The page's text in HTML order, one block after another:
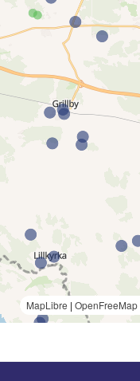
MapLibre | OpenFreeMap